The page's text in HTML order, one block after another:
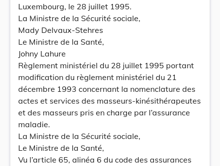
Luxembourg, le 28 juillet 1995.
La Ministre de la Sécurité sociale,
Mady Delvaux-Stehres
Le Ministre de la Santé,
Johny Lahure
Règlement ministériel du 28 juillet 1995 portant
modification du règlement ministériel du 21
décembre 1993 concernant la nomenclature des
actes et services des masseurs-kinésithérapeutes
et des masseurs pris en charge par l’assurance
maladie.
La Ministre de la Sécurité sociale,
Le Ministre de la Santé,
Vu l’article 65, alinéa 6 du code des assurances